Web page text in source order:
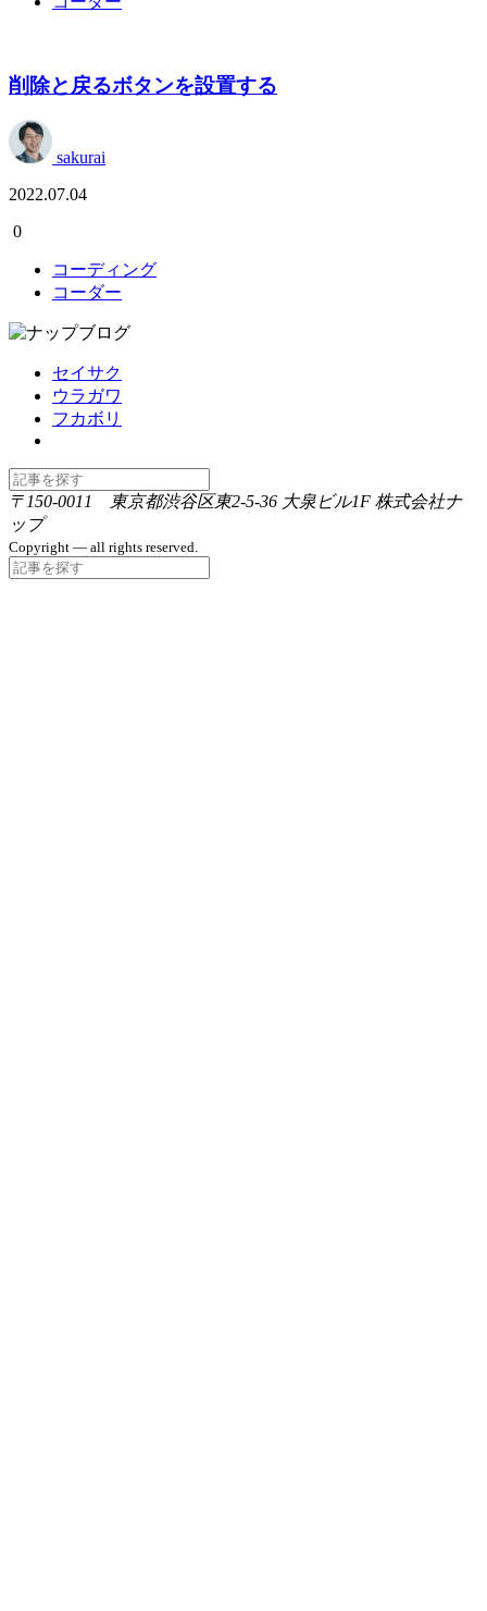
削除と戻るボタンを設置する
sakurai
2022.07.04
0
コーディング
コーダー
セイサク
ウラガワ
フカボリ
〒150-0011 東京都渋谷区東2-5-36 大泉ビル1F 株式会社ナ
ップ
Copyright — all rights reserved.